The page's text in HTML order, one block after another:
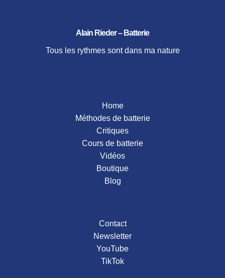
Alain Rieder – Batterie
Tous les rythmes sont dans ma nature
Home
Méthodes de batterie
Critiques
Cours de batterie
Vidéos
Boutique
Blog
Contact
Newsletter
YouTube
TikTok